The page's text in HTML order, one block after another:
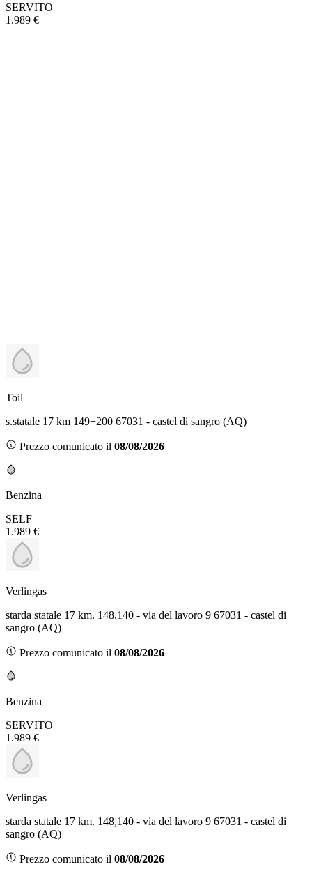
SERVITO
1.989 €
Toil
s.statale 17 km 149+200 67031 - castel di sangro (AQ)
Prezzo comunicato il 08/08/2026
Benzina
SELF
1.989 €
Verlingas
starda statale 17 km. 148,140 - via del lavoro 9 67031 - castel di
sangro (AQ)
Prezzo comunicato il 08/08/2026
Benzina
SERVITO
1.989 €
Verlingas
starda statale 17 km. 148,140 - via del lavoro 9 67031 - castel di
sangro (AQ)
Prezzo comunicato il 08/08/2026